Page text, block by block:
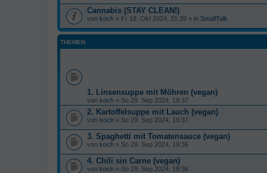
Cannabis (STAY CLEAN!)
von koch » Fr 18. Okt 2024, 21:39 » in SmallTalk
THEMEN
1. Linsensuppe mit Möhren (vegan)
von koch » So 29. Sep 2024, 19:37
2. Kartoffelsuppe mit Lauch (vegan)
von koch » So 29. Sep 2024, 19:37
3. Spaghetti mit Tomatensauce (vegan)
von koch » So 29. Sep 2024, 19:36
4. Chili sin Carne (vegan)
von koch » So 29. Sep 2024, 19:36